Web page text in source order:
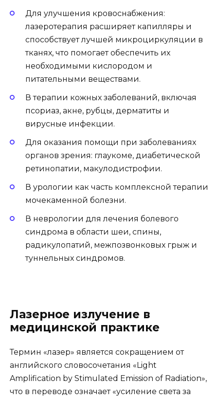
Для улучшения кровоснабжения:
лазеротерапия расширяет капилляры и
способствует лучшей микроциркуляции в
тканях, что помогает обеспечить их
необходимыми кислородом и
питательными веществами.
В терапии кожных заболеваний, включая
псориаз, акне, рубцы, дерматиты и
вирусные инфекции.
Для оказания помощи при заболеваниях
органов зрения: глаукоме, диабетической
ретинопатии, макулодистрофии.
В урологии как часть комплексной терапии
мочекаменной болезни.
В неврологии для лечения болевого
синдрома в области шеи, спины,
радикулопатий, межпозвонковых грыж и
туннельных синдромов.
Лазерное излучение в
медицинской практике
Термин «лазер» является сокращением от
английского словосочетания «Light
Amplification by Stimulated Emission of Radiation»,
что в переводе означает «усиление света за